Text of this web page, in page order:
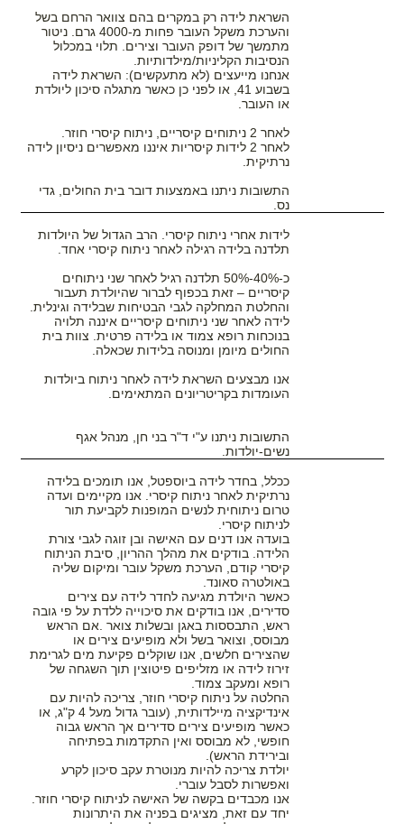
השראת לידה רק במקרים בהם צוואר הרחם בשל
והערכת משקל העובר פחות מ-4000 גרם. ניטור
מתמשך של דופק העובר וצירים. תלוי במכלול
הנסיבות הקליניות/מילדותיות.
אנחנו מייעצים (לא מתעקשים): השראת לידה
בשבוע 41, או לפני כן כאשר מתגלה סיכון ליולדת
או העובר.
לאחר 2 ניתוחים קיסריים, ניתוח קיסרי חוזר.
לאחר 2 לידות קיסריות איננו מאפשרים ניסיון לידה
נרתיקית.
התשובות ניתנו באמצעות דובר בית החולים, גדי
נס.
לידות אחרי ניתוח קיסרי. הרב הגדול של היולדות
תלדנה בלידה רגילה לאחר ניתוח קיסרי אחד.
כ-40%-50% תלדנה רגיל לאחר שני ניתוחים
קיסריים – זאת בכפוף לברור שהיולדת תעבור
והחלטת המחלקה לגבי הבטיחות שבלידה וגינלית.
לידה לאחר שני ניתוחים קיסריים איננה תלויה
בנוכחות רופא צמוד או בלידה פרטית. צוות בית
החולים מיומן ומנוסה בלידות שכאלה.
אנו מבצעים השראת לידה לאחר ניתוח ביולדות
העומדות בקריטריונים המתאימים.
התשובות ניתנו ע"י ד"ר בני חן, מנהל אגף
נשים-יולדות.
ככלל, בחדר לידה ביוספטל, אנו תומכים בלידה
נרתיקית לאחר ניתוח קיסרי. אנו מקיימים ועדה
טרום ניתוחית לנשים המופנות לקביעת תור
לניתוח קיסרי.
בועדה אנו דנים עם האישה ובן זוגה לגבי צורת
הלידה. בודקים את מהלך ההריון, סיבת הניתוח
קיסרי קודם, הערכת משקל עובר ומיקום שליה
באולטרה סאונד.
כאשר היולדת מגיעה לחדר לידה עם צירים
סדירים, אנו בודקים את סיכוייה ללדת על פי גובה
ראש, התבססות באגן ובשלות צואר .אם הראש
מבוסס, וצואר בשל ולא מופיעים צירים או
שהצירים חלשים, אנו שוקלים פקיעת מים לגרימת
זירוז לידה או מזליפים פיטוצין תוך השגחה של
רופא ומעקב צמוד.
החלטה על ניתוח קיסרי חוזר, צריכה להיות עם
אינדיקציה מיילדותית, (עובר גדול מעל 4 ק"ג, או
כאשר מופיעים צירים סדירים אך הראש גבוה
חופשי, לא מבוסס ואין התקדמות בפתיחה
ובירידת הראש).
יולדת צריכה להיות מנוטרת עקב סיכון לקרע
ואפשרות לסבל עוברי.
אנו מכבדים בקשה של האישה לניתוח קיסרי חוזר.
יחד עם זאת, מציגים בפניה את היתרונות